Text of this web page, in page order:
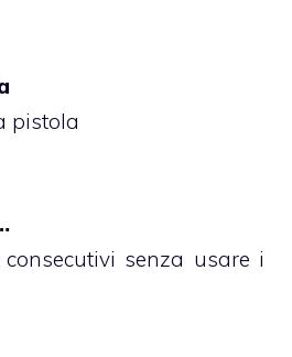
pistola
senza usare i